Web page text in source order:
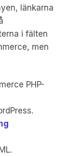
länkarna
i fälten
men
PHP-